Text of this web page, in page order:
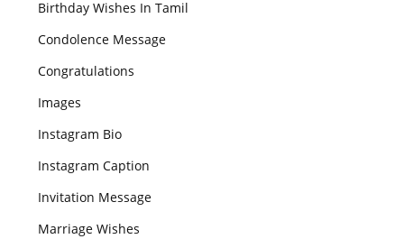
Birthday Wishes In Tamil
Condolence Message
Congratulations
Images
Instagram Bio
Instagram Caption
Invitation Message
Marriage Wishes